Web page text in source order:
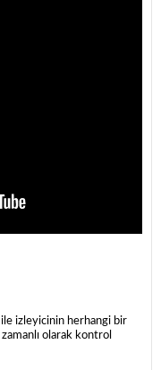
ile izleyicinin herhangi bir
olarak kontrol